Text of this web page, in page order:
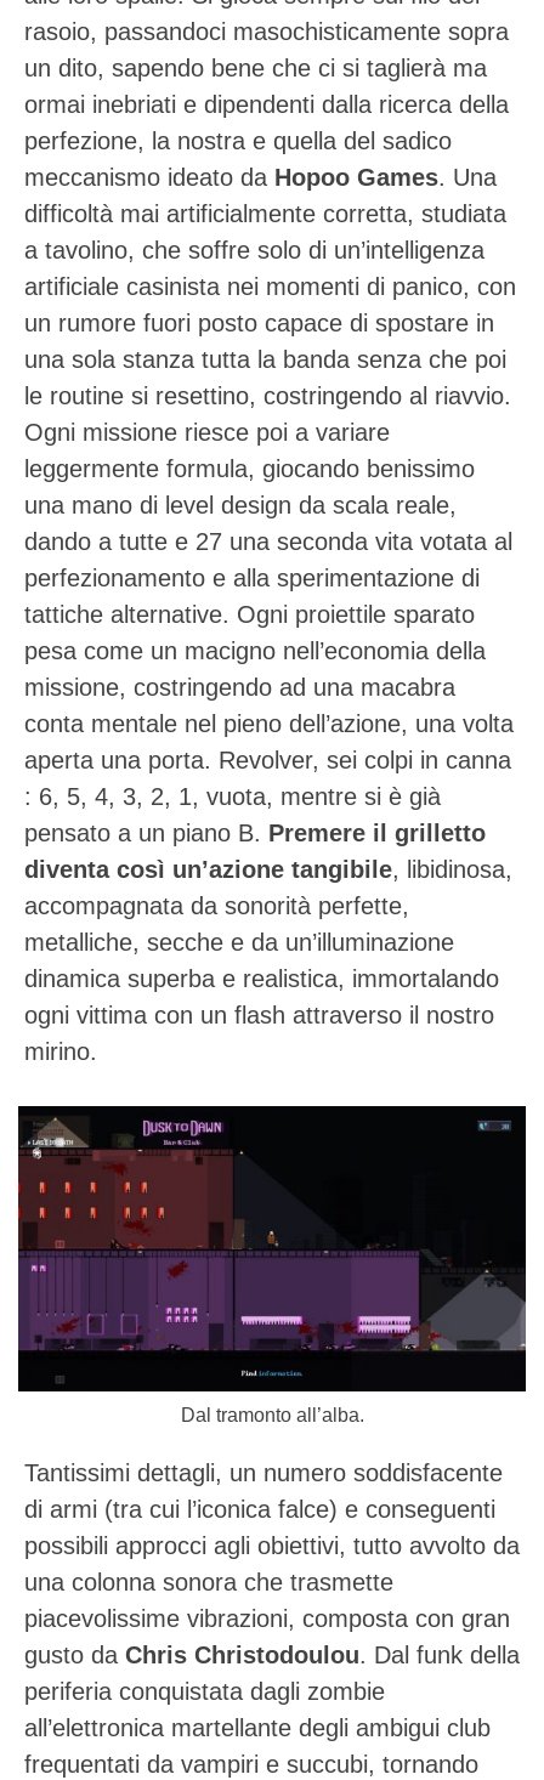
rasoio, passandoci masochisticamente sopra
un dito, sapendo bene che ci si taglierà ma
ormai inebriati e dipendenti dalla ricerca della
perfezione, la nostra e quella del sadico
meccanismo ideato da Hopoo Games. Una
difficoltà mai artificialmente corretta, studiata
a tavolino, che soffre solo di un’intelligenza
artificiale casinista nei momenti di panico, con
un rumore fuori posto capace di spostare in
una sola stanza tutta la banda senza che poi
le routine si resettino, costringendo al riavvio.
Ogni missione riesce poi a variare
leggermente formula, giocando benissimo
una mano di level design da scala reale,
dando a tutte e 27 una seconda vita votata al
perfezionamento e alla sperimentazione di
tattiche alternative. Ogni proiettile sparato
pesa come un macigno nell’economia della
missione, costringendo ad una macabra
conta mentale nel pieno dell’azione, una volta
aperta una porta. Revolver, sei colpi in canna
: 6, 5, 4, 3, 2, 1, vuota, mentre si è già
pensato a un piano B. Premere il grilletto
diventa così un’azione tangibile, libidinosa,
accompagnata da sonorità perfette,
metalliche, secche e da un’illuminazione
dinamica superba e realistica, immortalando
ogni vittima con un flash attraverso il nostro
mirino.
Dal tramonto all’alba.
Tantissimi dettagli, un numero soddisfacente
di armi (tra cui l’iconica falce) e conseguenti
possibili approcci agli obiettivi, tutto avvolto da
una colonna sonora che trasmette
piacevolissime vibrazioni, composta con gran
gusto da Chris Christodoulou. Dal funk della
periferia conquistata dagli zombie
all’elettronica martellante degli ambigui club
frequentati da vampiri e succubi, tornando